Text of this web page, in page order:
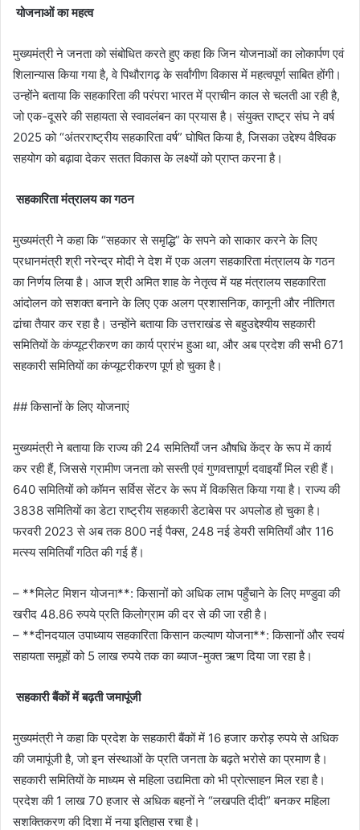
योजनाओं का महत्व
मुख्यमंत्री ने जनता को संबोधित करते हुए कहा कि जिन योजनाओं का लोकार्पण एवं
शिलान्यास किया गया है, वे पिथौरागढ़ के सर्वांगीण विकास में महत्वपूर्ण साबित होंगी।
उन्होंने बताया कि सहकारिता की परंपरा भारत में प्राचीन काल से चलती आ रही है,
जो एक-दूसरे की सहायता से स्वावलंबन का प्रयास है। संयुक्त राष्ट्र संघ ने वर्ष
2025 को “अंतरराष्ट्रीय सहकारिता वर्ष” घोषित किया है, जिसका उद्देश्य वैश्विक
सहयोग को बढ़ावा देकर सतत विकास के लक्ष्यों को प्राप्त करना है।
सहकारिता मंत्रालय का गठन
मुख्यमंत्री ने कहा कि “सहकार से समृद्धि” के सपने को साकार करने के लिए
प्रधानमंत्री श्री नरेन्द्र मोदी ने देश में एक अलग सहकारिता मंत्रालय के गठन
का निर्णय लिया है। आज श्री अमित शाह के नेतृत्व में यह मंत्रालय सहकारिता
आंदोलन को सशक्त बनाने के लिए एक अलग प्रशासनिक, कानूनी और नीतिगत
ढांचा तैयार कर रहा है। उन्होंने बताया कि उत्तराखंड से बहुउद्देश्यीय सहकारी
समितियों के कंप्यूटरीकरण का कार्य प्रारंभ हुआ था, और अब प्रदेश की सभी 671
सहकारी समितियों का कंप्यूटरीकरण पूर्ण हो चुका है।
## किसानों के लिए योजनाएं
मुख्यमंत्री ने बताया कि राज्य की 24 समितियाँ जन औषधि केंद्र के रूप में कार्य
कर रही हैं, जिससे ग्रामीण जनता को सस्ती एवं गुणवत्तापूर्ण दवाइयाँ मिल रही हैं।
640 समितियों को कॉमन सर्विस सेंटर के रूप में विकसित किया गया है। राज्य की
3838 समितियों का डेटा राष्ट्रीय सहकारी डेटाबेस पर अपलोड हो चुका है।
फरवरी 2023 से अब तक 800 नई पैक्स, 248 नई डेयरी समितियाँ और 116
मत्स्य समितियाँ गठित की गई हैं।
– **मिलेट मिशन योजना**: किसानों को अधिक लाभ पहुँचाने के लिए मण्डुवा की
खरीद 48.86 रुपये प्रति किलोग्राम की दर से की जा रही है।
– **दीनदयाल उपाध्याय सहकारिता किसान कल्याण योजना**: किसानों और स्वयं
सहायता समूहों को 5 लाख रुपये तक का ब्याज-मुक्त ऋण दिया जा रहा है।
सहकारी बैंकों में बढ़ती जमापूंजी
मुख्यमंत्री ने कहा कि प्रदेश के सहकारी बैंकों में 16 हजार करोड़ रुपये से अधिक
की जमापूंजी है, जो इन संस्थाओं के प्रति जनता के बढ़ते भरोसे का प्रमाण है।
सहकारी समितियों के माध्यम से महिला उद्यमिता को भी प्रोत्साहन मिल रहा है।
प्रदेश की 1 लाख 70 हजार से अधिक बहनों ने “लखपति दीदी” बनकर महिला
सशक्तिकरण की दिशा में नया इतिहास रचा है।